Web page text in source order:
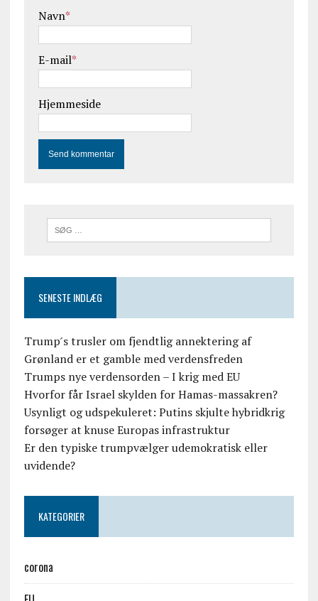
Navn*
E-mail*
Hjemmeside
SENESTE INDLÆG
Trump ́s trusler om fjendtlig annektering af
Grønland er et gamble med verdensfreden
Trumps nye verdensorden – I krig med EU
Hvorfor får Israel skylden for Hamas-massakren?
Usynligt og udspekuleret: Putins skjulte hybridkrig
forsøger at knuse Europas infrastruktur
Er den typiske trumpvælger udemokratisk eller
uvidende?
KATEGORIER
corona